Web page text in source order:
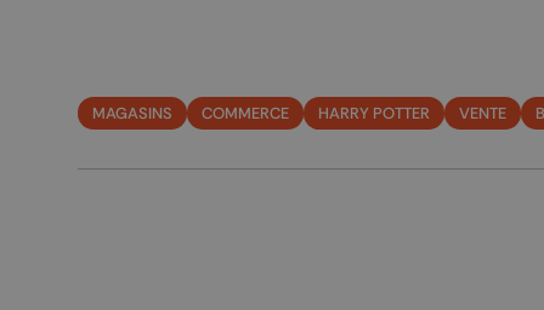
MAGASINS COMMERCE HARRY POTTER VENTE